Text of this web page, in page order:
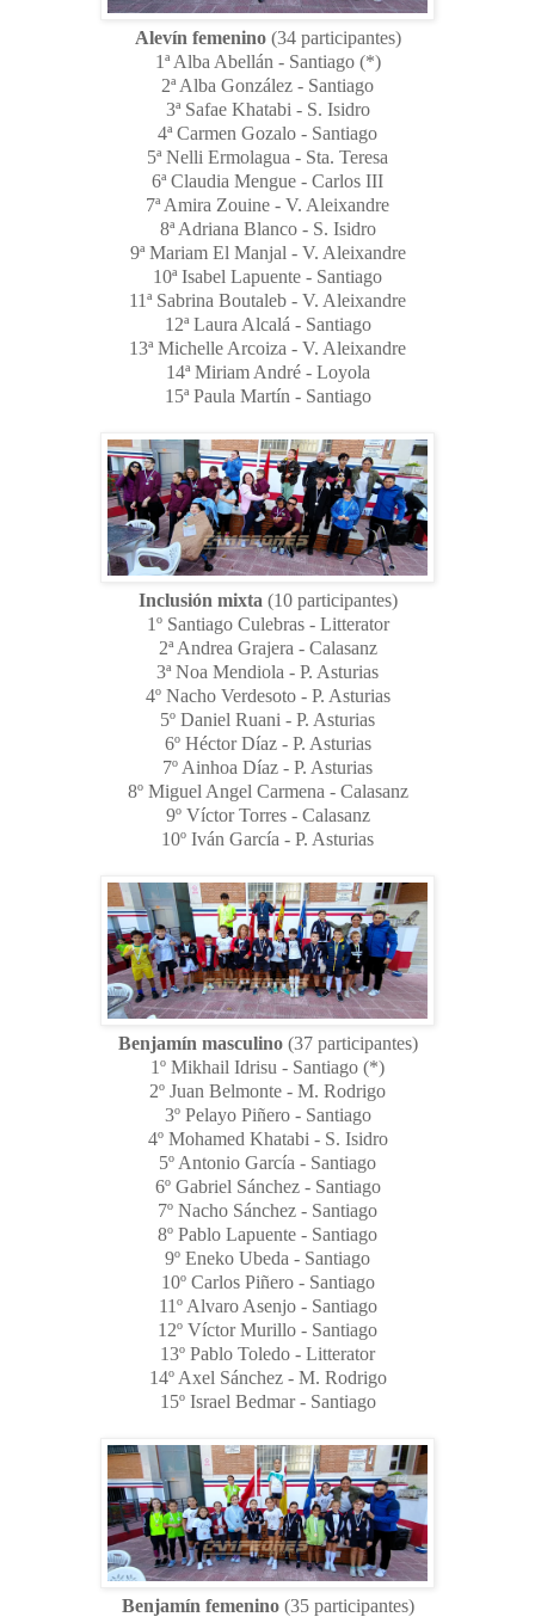
Alevín femenino (34 participantes)
1ª Alba Abellán - Santiago (*)
2ª Alba González - Santiago
3ª Safae Khatabi - S. Isidro
4ª Carmen Gozalo - Santiago
5ª Nelli Ermolagua - Sta. Teresa
6ª Claudia Mengue - Carlos III
7ª Amira Zouine - V. Aleixandre
8ª Adriana Blanco - S. Isidro
9ª Mariam El Manjal - V. Aleixandre
10ª Isabel Lapuente - Santiago
11ª Sabrina Boutaleb - V. Aleixandre
12ª Laura Alcalá - Santiago
13ª Michelle Arcoiza - V. Aleixandre
14ª Miriam André - Loyola
15ª Paula Martín - Santiago
Inclusión mixta (10 participantes)
1º Santiago Culebras - Litterator
2ª Andrea Grajera - Calasanz
3ª Noa Mendiola - P. Asturias
4º Nacho Verdesoto - P. Asturias
5º Daniel Ruani - P. Asturias
6º Héctor Díaz - P. Asturias
7º Ainhoa Díaz - P. Asturias
8º Miguel Angel Carmena - Calasanz
9º Víctor Torres - Calasanz
10º Iván García - P. Asturias
Benjamín masculino (37 participantes)
1º Mikhail Idrisu - Santiago (*)
2º Juan Belmonte - M. Rodrigo
3º Pelayo Piñero - Santiago
4º Mohamed Khatabi - S. Isidro
5º Antonio García - Santiago
6º Gabriel Sánchez - Santiago
7º Nacho Sánchez - Santiago
8º Pablo Lapuente - Santiago
9º Eneko Ubeda - Santiago
10º Carlos Piñero - Santiago
11º Alvaro Asenjo - Santiago
12º Víctor Murillo - Santiago
13º Pablo Toledo - Litterator
14º Axel Sánchez - M. Rodrigo
15º Israel Bedmar - Santiago
Benjamín femenino (35 participantes)